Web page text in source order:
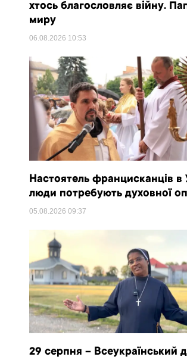
хтось благословляє війну.
миру
06.08.2026 10:53
Настоятель францисканців в
люди потребують духовної
05.08.202609:37
29 серпня – Всеукраїнський